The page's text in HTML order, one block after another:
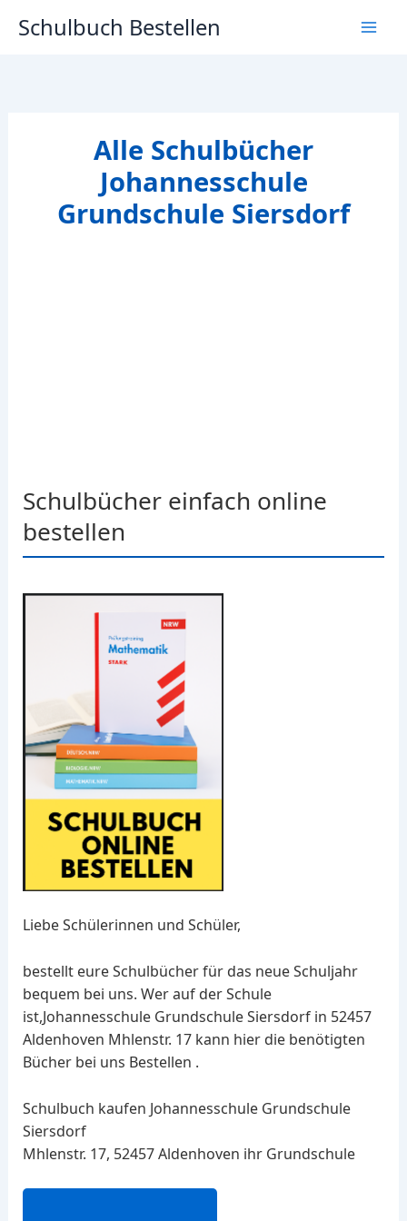
InhaltSchulbuch Bestellen
Alle Schulbücher
Johannesschule
Grundschule Siersdorf
Schulbücher einfach online
bestellen
Liebe Schülerinnen und Schüler,
bestellt eure Schulbücher für das neue Schuljahr
bequem bei uns. Wer auf der Schule
ist,Johannesschule Grundschule Siersdorf in 52457
Aldenhoven Mhlenstr. 17 kann hier die benötigten
Bücher bei uns Bestellen .
Schulbuch kaufen Johannesschule Grundschule
Siersdorf
Mhlenstr. 17, 52457 Aldenhoven ihr Grundschule